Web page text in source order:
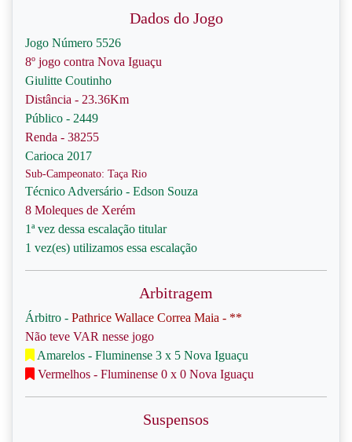
Dados do Jogo
Jogo Número 5526
8º jogo contra Nova Iguaçu
Giulitte Coutinho
Distância - 23.36Km
Público - 2449
Renda - 38255
Carioca 2017
Sub-Campeonato: Taça Rio
Técnico Adversário - Edson Souza
8 Moleques de Xerém
1ª vez dessa escalação titular
1 vez(es) utilizamos essa escalação
Arbitragem
Árbitro - Pathrice Wallace Correa Maia - **
Não teve VAR nesse jogo
Amarelos - Fluminense 3 x 5 Nova Iguaçu
Vermelhos - Fluminense 0 x 0 Nova Iguaçu
Suspensos